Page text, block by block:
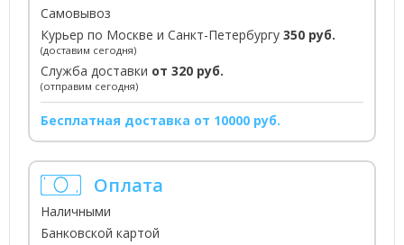
Самовывоз
Курьер по Москве и Санкт-Петербургу 350 руб.
(доставим сегодня)
Служба доставки от 320 руб.
(отправим сегодня)
Бесплатная доставка от 10000 руб.
Оплата
Наличными
Банковской картой